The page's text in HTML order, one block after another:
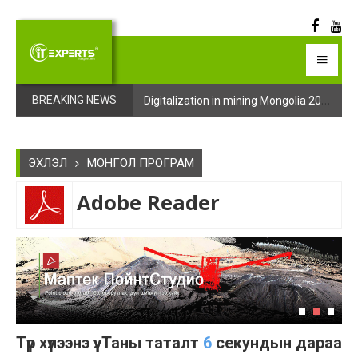
BREAKING NEWS
Digitalization in mining Mongolia 2025 арга хэмжээний бүртгэл эхэллээ Digitalization in mining Mongolia 2025 арга хэмжээний бүртгэл эхэллээ
ЭХЛЭЛ МОНГОЛ ПРОГРАМ
Adobe Reader
Түр хүлээнэ үү. Таны таталт 6 секундын дараа